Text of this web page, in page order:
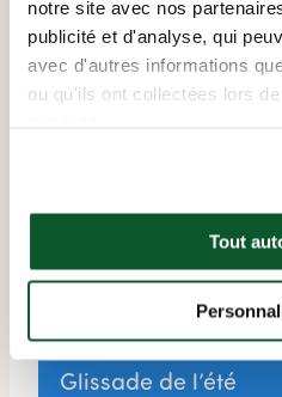
notre site avec nos
publicité et d'analyse, qui
avec d'autres informations
ou qu'ils ont collectées lors
Tout
Glissade de l’été